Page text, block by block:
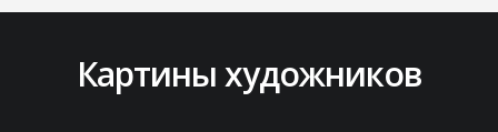
Картины художников